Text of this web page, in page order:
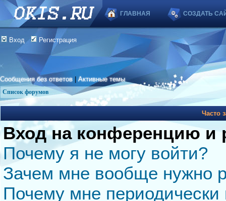
ГЛАВНАЯ СОЗДАТЬ
Вход Регистрация
Сообщения без ответов |Активные темы
Список форумов
Часто
Вход на конференцию и
Почему я не могу войти?
Зачем мне вообще нужно
Почему мне периодически